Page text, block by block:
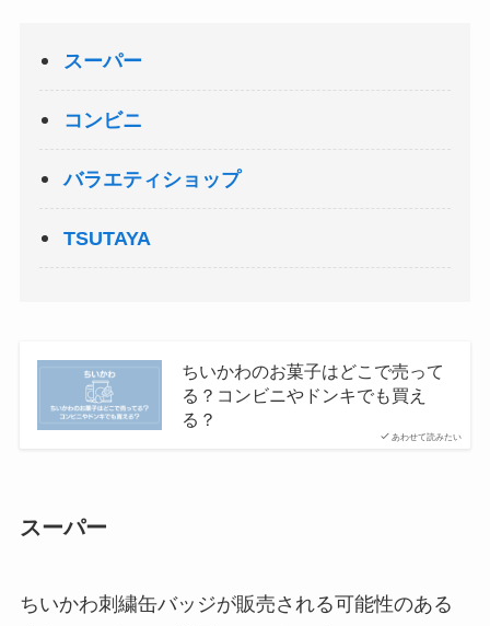
スーパー
コンビニ
バラエティショップ
TSUTAYA
あわせて読みたい
ちいかわのお菓子はどこで売って
る？コンビニやドンキでも買え
る？
スーパー
ちいかわ刺繍缶バッジが販売される可能性のある